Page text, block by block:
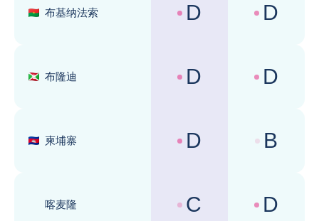
布基纳法索
国家风险评级 :
D 商业环境评级
D
布隆迪
国家风险评级 :
D 商业环境评级
D
柬埔寨
国家风险评级 :
D 商业环境评级
B
喀麦隆
国家风险评级 :
C 商业环境评级
D